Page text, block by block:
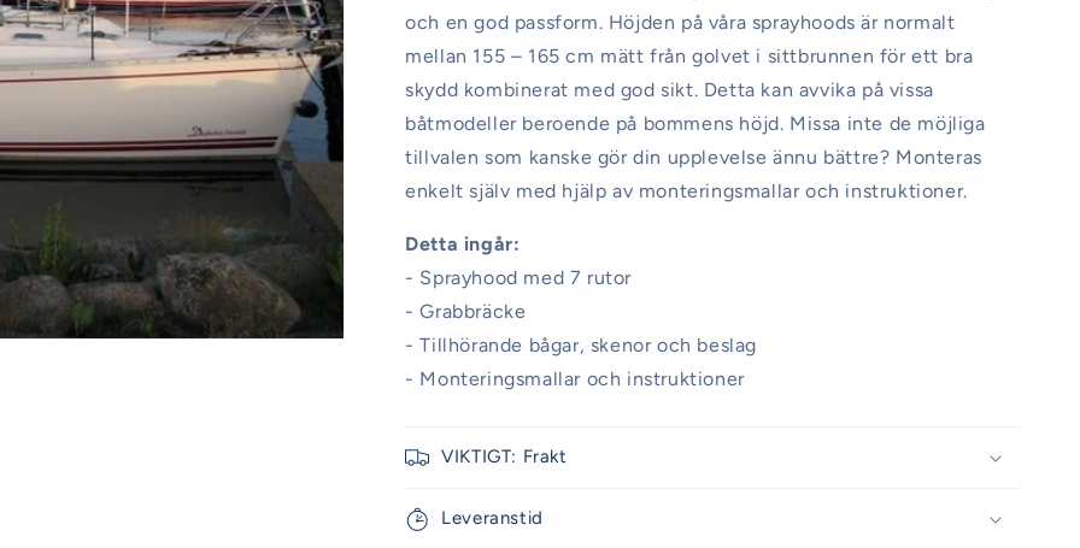
och en god passform. Höjden på våra sprayhoods är normalt
mellan 155 – 165 cm mätt från golvet i sittbrunnen för ett bra
skydd kombinerat med god sikt. Detta kan avvika på vissa
båtmodeller beroende på bommens höjd. Missa inte de möjliga
tillvalen som kanske gör din upplevelse ännu bättre? Monteras
enkelt själv med hjälp av monteringsmallar och instruktioner.
Detta ingår:
- Sprayhood med 7 rutor
- Grabbräcke
- Tillhörande bågar, skenor och beslag
- Monteringsmallar och instruktioner
VIKTIGT: Frakt
Leveranstid